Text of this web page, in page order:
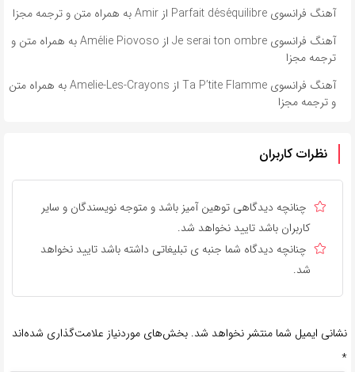
آهنگ فرانسوی Parfait déséquilibre از Amir به همراه متن و ترجمه مجزا
آهنگ فرانسوی Je serai ton ombre از Amélie Piovoso به همراه متن و
ترجمه مجزا
آهنگ فرانسوی Ta P’tite Flamme از Amelie-Les-Crayons به همراه متن
و ترجمه مجزا
نظرات کاربران
چنانچه دیدگاهی توهین آمیز باشد و متوجه نویسندگان و سایر
کاربران باشد تایید نخواهد شد.
چنانچه دیدگاه شما جنبه ی تبلیغاتی داشته باشد تایید نخواهد
شد.
نشانی ایمیل شما منتشر نخواهد شد. بخش‌های موردنیاز علامت‌گذاری شده‌اند
*